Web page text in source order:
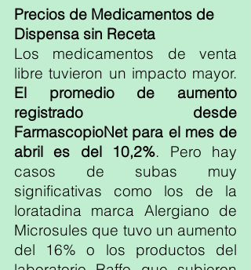
Precios de Medicamentos de
Dispensa sin Receta
Los medicamentos de venta
El promedio de aumento
registrado desde
FarmascopioNet para el mes de
abril es del 10,2%. Pero hay
casos de subas muy
significativas como los de la
loratadina marca Alergiano de
Microsules que tuvo un aumento
del 16% o los productos del